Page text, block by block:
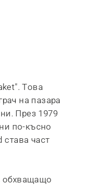
Това
на пазара
През 1979
по-късно
част
обхващащо